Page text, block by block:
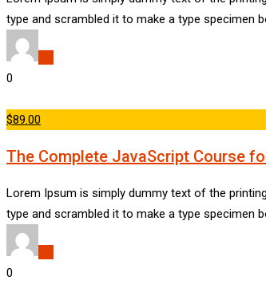
type and scrambled it to make a type specimen
0
$89.00
The Complete JavaScript Course
Lorem Ipsum is simply dummy text of the
type and scrambled it to make a type specimen
0